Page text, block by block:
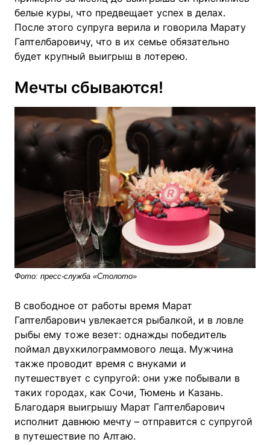
белые куры, что предвещает успех в делах.
После этого супруга верила и говорила Марату
Гаптелбаровичу, что в их семье обязательно
будет крупный выигрыш в лотерею.
Мечты сбываются!
Фото: пресс-служба «Столото»
В свободное от работы время Марат
Гаптелбарович увлекается рыбалкой, и в ловле
рыбы ему тоже везет: однажды победитель
поймал двухкилограммового леща. Мужчина
также проводит время с внуками и
путешествует с супругой: они уже побывали в
таких городах, как Сочи, Тюмень и Казань.
Благодаря выигрышу Марат Гаптелбарович
исполнит давнюю мечту – отправится с супругой
в путешествие по Алтаю.